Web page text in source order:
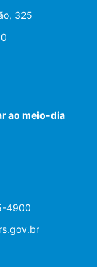
325
ao meio-dia
4900